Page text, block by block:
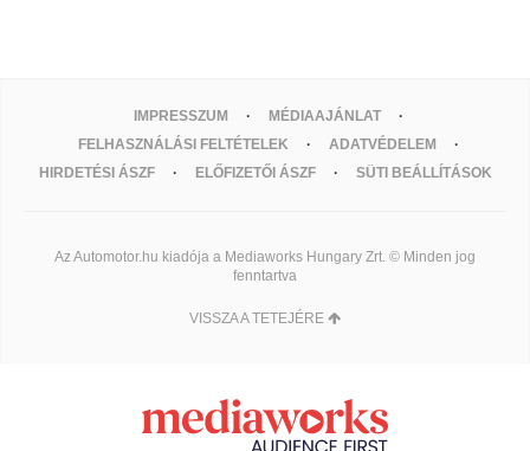
IMPRESSZUM
MÉDIAAJÁNLAT
FELHASZNÁLÁSI FELTÉTELEK
ADATVÉDELEM
HIRDETÉSI ÁSZF
ELŐFIZETŐI ÁSZF SÜTI BEÁLLÍTÁSOK
Az Automotor.hu kiadója a Mediaworks Hungary Zrt. © Minden jog
fenntartva
VISSZA A TETEJÉRE